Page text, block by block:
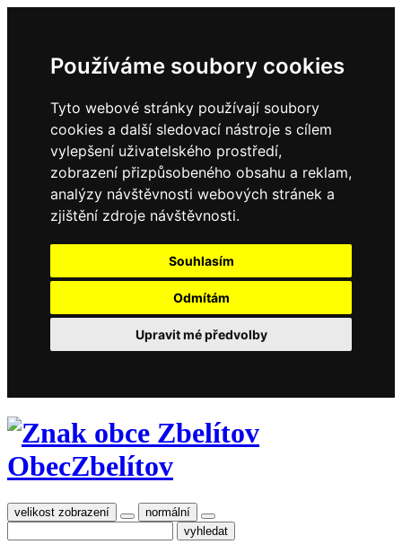
Používáme soubory cookies
Tyto webové stránky používají soubory
cookies a další sledovací nástroje s cílem
vylepšení uživatelského prostředí,
zobrazení přizpůsobeného obsahu a reklam,
analýzy návštěvnosti webových stránek a
zjištění zdroje návštěvnosti.
Souhlasím
Odmítám
Upravit mé předvolby
ObecZbelítov
velikost zobrazení normální